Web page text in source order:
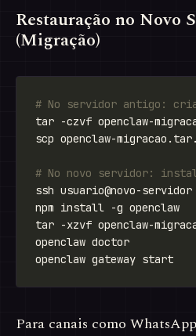
Restauração no Novo
(Migração)
# No servidor antigo:
# No novo servidor:
Para canais como